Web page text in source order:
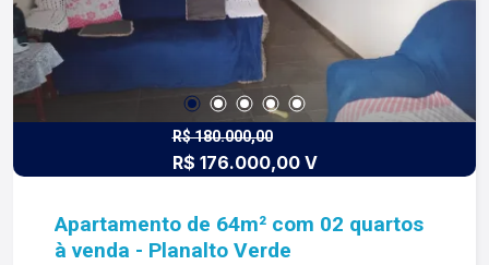
R$ 180.000,00
R$ 176.000,00 V
Apartamento de 64m² com 02 quartos
à venda - Planalto Verde